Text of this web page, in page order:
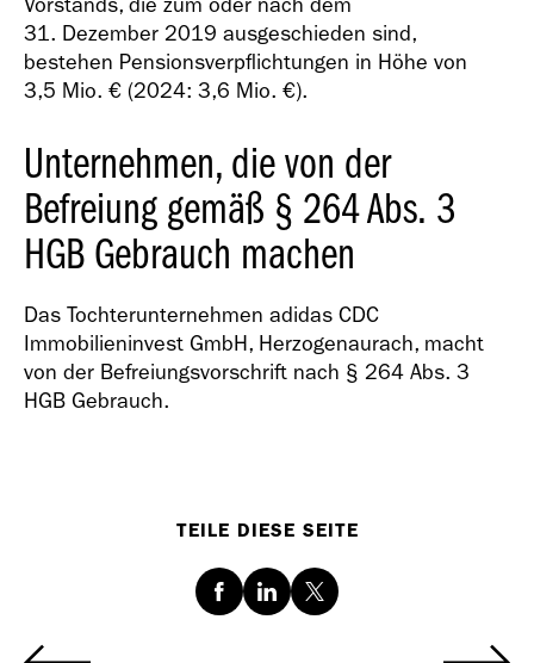
Vorstands, die zum oder nach dem
31. Dezember 2019 ausgeschieden sind,
bestehen Pensionsverpflichtungen in Höhe von
3,5 Mio. € (2024: 3,6 Mio. €).
Unternehmen, die von der
Befreiung gemäß § 264 Abs. 3
HGB Gebrauch machen
Das Tochterunternehmen adidas CDC
Immobilieninvest GmbH, Herzogenaurach, macht
von der Befreiungsvorschrift nach § 264 Abs. 3
HGB Gebrauch.
TEILE DIESE SEITE
FacebookLinkedInTwitter